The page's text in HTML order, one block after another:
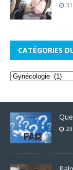
CATÉGORIES